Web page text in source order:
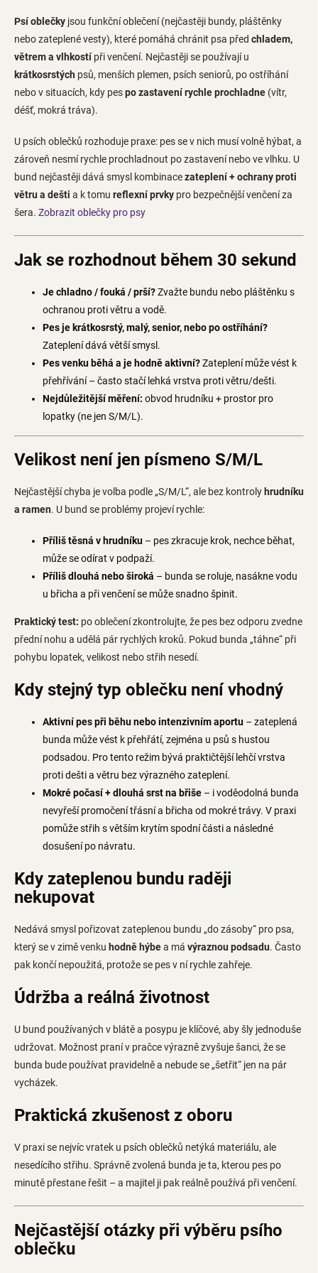
c
í
p
r
v
k
p
i
s
u
Psí oblečky jsou funkční oblečení (nejčastěji bundy, pláštěnky
nebo zateplené vesty), které pomáhá chránit psa před chladem,
větrem a vlhkostípři venčení. Nejčastěji se používají u
krátkosrstých psů, menších plemen, psích seniorů, po ostříhání
nebo v situacích, kdy pespo zastavení rychle prochladne (vítr,
déšť, mokrá tráva).
U psích oblečků rozhoduje praxe: pes se v nich musí volně hýbat, a
zároveň nesmí rychle prochladnout po zastavení nebo ve vlhku. U
bund nejčastěji dává smysl kombinacezateplení + ochrany proti
větru a dešti a k tomu reflexní prvky pro bezpečnější venčení za
šera. Zobrazit oblečky pro psy
Jak se rozhodnout během 30 sekund
Je chladno / fouká / prší?Zvažte bundu nebo pláštěnku s
ochranou proti větru a vodě.
Pes je krátkosrstý, malý, senior, nebo po ostříhání?
Zateplení dává větší smysl.
Pes venku běhá a je hodně aktivní?Zateplení může vést k
přehřívání – často stačí lehká vrstva proti větru/dešti.
Nejdůležitější měření: obvod hrudníku + prostor pro
lopatky (ne jen S/M/L).
Velikost není jen písmeno S/M/L
Nejčastější chyba je volba podle „S/M/L“, ale bez kontroly hrudníku
a ramen. U bund se problémy projeví rychle:
Příliš těsná v hrudníku – pes zkracuje krok, nechce běhat,
může se odírat v podpaží.
Příliš dlouhá nebo široká – bunda se roluje, nasákne vodu
u břicha a při venčení se může snadno špinit.
Praktický test: po oblečení zkontrolujte, že pes bez odporu zvedne
přední nohu a udělá pár rychlých kroků. Pokud bunda „táhne“ při
pohybu lopatek, velikost nebo střih nesedí.
Kdy stejný typ oblečku není vhodný
Aktivní pes při běhu nebo intenzivním aportu – zateplená
bunda může vést k přehřátí, zejména u psů s hustou
podsadou. Pro tento režim bývá praktičtější lehčí vrstva
proti dešti a větru bez výrazného zateplení.
Mokré počasí + dlouhá srst na břiše – i voděodolná bunda
nevyřeší promočení třásní a břicha od mokré trávy. V praxi
pomůže střih s větším krytím spodní části a následné
dosušení po návratu.
Kdy zateplenou bundu raději
nekupovat
Nedává smysl pořizovat zateplenou bundu „do zásoby“ pro psa,
který se v zimě venku hodně hýbea má výraznou podsadu. Často
pak končí nepoužitá, protože se pes v ní rychle zahřeje.
Údržba a reálná životnost
U bund používaných v blátě a posypu je klíčové, aby šly jednoduše
udržovat. Možnost praní v pračce výrazně zvyšuje šanci, že se
bunda bude používat pravidelně a nebude se „šetřit“ jen na pár
vycházek.
Praktická zkušenost z oboru
V praxi se nejvíc vratek u psích oblečků netýká materiálu, ale
nesedícího střihu. Správně zvolená bunda je ta, kterou pes po
minutě přestane řešit – a majitel ji pak reálně používá při venčení.
Nejčastější otázky při výběru psího
oblečku